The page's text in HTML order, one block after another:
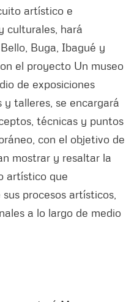
artístico e
culturales, hará
Buga, Ibagué y
el proyecto Un museo
de exposiciones
talleres, se encargará
técnicas y puntos
con el objetivo de
mostrar y resaltar la
artístico que
procesos artísticos,
a lo largo de medio